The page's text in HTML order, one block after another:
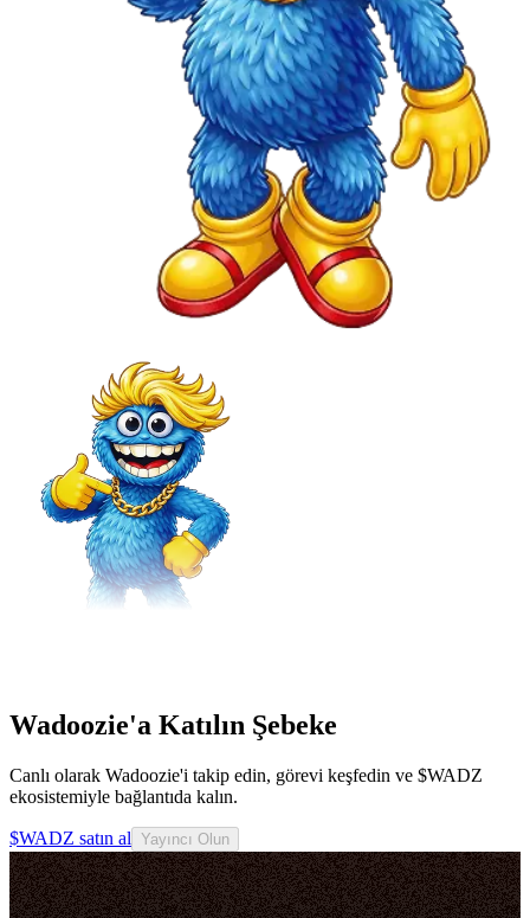
Wadoozie'a Katılın Şebeke
Canlı olarak Wadoozie'i takip edin, görevi keşfedin ve $WADZ
ekosistemiyle bağlantıda kalın.
$WADZ satın al Yayıncı Olun